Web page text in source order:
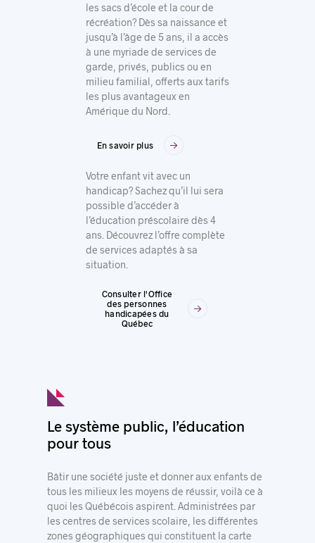
les sacs d’école et la cour de
récréation? Dès sa naissance et
jusqu’à l’âge de 5 ans, il a accès
à une myriade de services de
garde, privés, publics ou en
milieu familial, offerts aux tarifs
les plus avantageux en
Amérique du Nord.
En savoir plus
Votre enfant vit avec un
handicap? Sachez qu’il lui sera
possible d’accéder à
l’éducation préscolaire dès 4
ans. Découvrez l’offre complète
de services adaptés à sa
situation.
Consulter l'Office
des personnes
handicapées du
Québec
Le système public, l’éducation
pour tous
Bâtir une société juste et donner aux enfants de
tous les milieux les moyens de réussir, voilà ce à
quoi les Québécois aspirent. Administrées par
les centres de services scolaire, les différentes
zones géographiques qui constituent la carte